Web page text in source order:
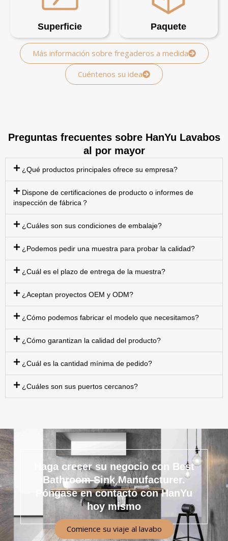
Superficie Paquete
Más información sobre fregaderos a medida
Cuéntenos su idea
Preguntas frecuentes sobre HanYu Lavabos
al por mayor
¿Qué productos principales ofrece su empresa?
Dispone de certificaciones de producto o informes de
inspección de fábrica？
¿Cuáles son sus condiciones de embalaje?
¿Podemos pedir una muestra para probar la calidad?
¿Cuál es el plazo de entrega de la muestra?
¿Aceptan proyectos OEM y ODM?
¿Cómo podemos fabricar el modelo que necesitamos?
¿Cómo garantizan la calidad del producto?
¿Cuál es la cantidad mínima de pedido?
¿Cuáles son sus puertos cercanos?
Haga crecer su negocio con Best
Bathroom Sink Manufacturer.
Póngase en contacto con HanYu
hoy mismo
Comience su viaje al lavabo